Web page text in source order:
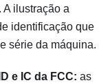
ilustração a
identificação que
série da máquina.
e IC da FCC: as